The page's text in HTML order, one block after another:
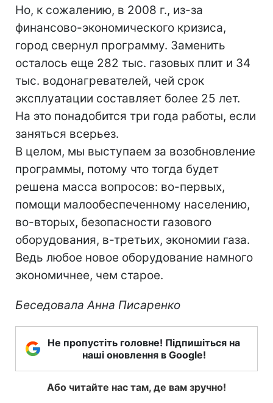
Но, к сожалению, в 2008 г., из-за
финансово-экономического кризиса,
город свернул программу. Заменить
осталось еще 282 тыс. газовых плит и 34
тыс. водонагревателей, чей срок
эксплуатации составляет более 25 лет.
На это понадобится три года работы, если
заняться всерьез.
В целом, мы выступаем за возобновление
программы, потому что тогда будет
решена масса вопросов: во-первых,
помощи малообеспеченному населению,
во-вторых, безопасности газового
оборудования, в-третьих, экономии газа.
Ведь любое новое оборудование намного
экономичнее, чем старое.
Беседовала Анна Писаренко
Не пропустіть головне! Підпишіться на
наші оновлення в Google!
Або читайте нас там, де вам зручно!